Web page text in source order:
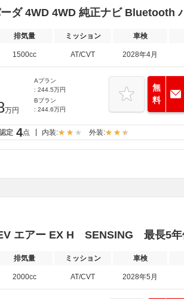
ダ 4WD 4WD 純正ナビ Bluetooth
排気量 ミッション 車検
1500cc AT/CVT 2028年4月
万円
Aプラン
: 244.5万円
Bプラン
: 244.6万円
無
料
定 4点 内装: 外装:
エアー EX H SENSING 最長5
排気量 ミッション 車検
2000cc AT/CVT 2028年5月